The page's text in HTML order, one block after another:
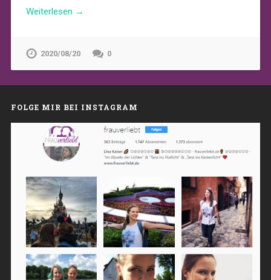
Weiterlesen →
2020/08/20 0
FOLGE MIR BEI INSTAGRAM